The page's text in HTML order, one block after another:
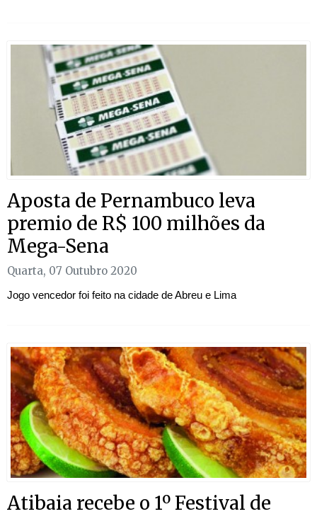
Aposta de Pernambuco leva
premio de R$ 100 milhões da
Mega-Sena
Quarta, 07 Outubro 2020
Jogo vencedor foi feito na cidade de Abreu e Lima
Atibaia recebe o 1º Festival de